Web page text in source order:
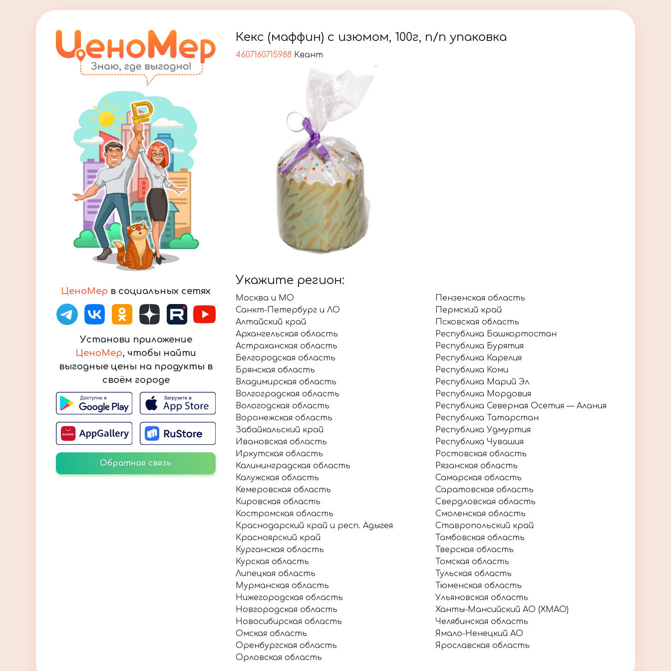
ЦеноМер в социальных сетях
Установи приложение
ЦеноМер, чтобы найти
выгодные цены на продукты в
своём городе
Обратная связь
Кекс (маффин) с изюмом, 100г, п/п упаковка
4607160715988 Квант
Укажите регион:
Москва и МО
Санкт-Петербург и ЛО
Алтайский край
Архангельская область
Астраханская область
Белгородская область
Брянская область
Владимирская область
Волгоградская область
Вологодская область
Воронежская область
Забайкальский край
Ивановская область
Иркутская область
Калининградская область
Калужская область
Кемеровская область
Кировская область
Костромская область
Краснодарский край и респ. Адыгея
Красноярский край
Курганская область
Курская область
Липецкая область
Мурманская область
Нижегородская область
Новгородская область
Новосибирская область
Омская область
Оренбургская область
Орловская область
Пензенская область
Пермский край
Псковская область
Республика Башкортостан
Республика Бурятия
Республика Карелия
Республика Коми
Республика Марий Эл
Республика Мордовия
Республика Северная Осетия — Алания
Республика Татарстан
Республика Удмуртия
Республика Чувашия
Ростовская область
Рязанская область
Самарская область
Саратовская область
Свердловская область
Смоленская область
Ставропольский край
Тамбовская область
Тверская область
Томская область
Тульская область
Тюменская область
Ульяновская область
Ханты-Мансийский АО (ХМАО)
Челябинская область
Ямало-Ненецкий АО
Ярославская область